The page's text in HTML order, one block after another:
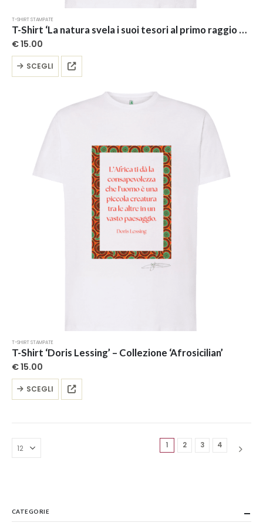
T-SHIRT STAMPATE
T-Shirt ‘La natura svela i suoi tesori al primo raggio dell’alba’ – Collezione ‘Afrosicilian’
€15.00
SCEGLI
Questo
possono
essere
scelte
T-SHIRT STAMPATE
T-Shirt ‘Doris Lessing’ – Collezione ‘Afrosicilian’
€15.00
SCEGLI
Questo
Le
opzioni
pagina
1 2 3 4
CATEGORIE